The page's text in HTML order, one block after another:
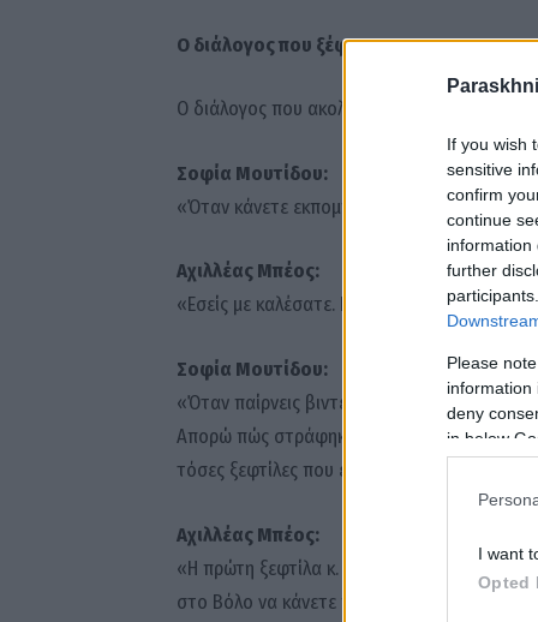
If you wish
sensitive
confirm
continue
information
further
Please
information
deny
in below
I want
Opted
Ο διάλογος που ξέφυγε
Ο διάλογος που ακολούθησε ανέβασε κι
Σοφία Μουτίδου:
«Όταν κάνετε εκπομπή να το πείτε εσείς».
Αχιλλέας Μπέος:
«Εσείς με καλέσατε. Καληνύχτα σας και
Σοφία Μουτίδου:
«Όταν παίρνεις βιντεοκλήση τον Μπέο τι
Απορώ πώς στράφηκαν εναντίον σας για
τόσες ξεφτίλες που εξαπολύετε».
Αχιλλέας Μπέος:
«Η πρώτη ξεφτίλα κ. Μουτίδου είστε εσείς.
στο Βόλο να κάνετε παράσταση. Γιατί θα